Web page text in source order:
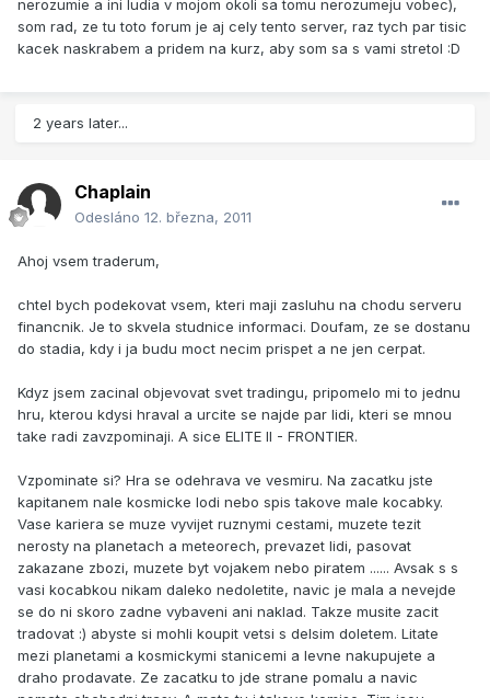
nerozumie a ini ludia v mojom okoli sa tomu nerozumeju vobec),
som rad, ze tu toto forum je aj cely tento server, raz tych par tisic
kacek naskrabem a pridem na kurz, aby som sa s vami stretol :D
2 years later...
Chaplain
Odesláno 12. března, 2011
Ahoj vsem traderum,
chtel bych podekovat vsem, kteri maji zasluhu na chodu serveru
financnik. Je to skvela studnice informaci. Doufam, ze se dostanu
do stadia, kdy i ja budu moct necim prispet a ne jen cerpat.
Kdyz jsem zacinal objevovat svet tradingu, pripomelo mi to jednu
hru, kterou kdysi hraval a urcite se najde par lidi, kteri se mnou
take radi zavzpominaji. A sice ELITE II - FRONTIER.
Vzpominate si? Hra se odehrava ve vesmiru. Na zacatku jste
kapitanem nale kosmicke lodi nebo spis takove male kocabky.
Vase kariera se muze vyvijet ruznymi cestami, muzete tezit
nerosty na planetach a meteorech, prevazet lidi, pasovat
zakazane zbozi, muzete byt vojakem nebo piratem ...... Avsak s s
vasi kocabkou nikam daleko nedoletite, navic je mala a nevejde
se do ni skoro zadne vybaveni ani naklad. Takze musite zacit
tradovat :) abyste si mohli koupit vetsi s delsim doletem. Litate
mezi planetami a kosmickymi stanicemi a levne nakupujete a
draho prodavate. Ze zacatku to jde strane pomalu a navic